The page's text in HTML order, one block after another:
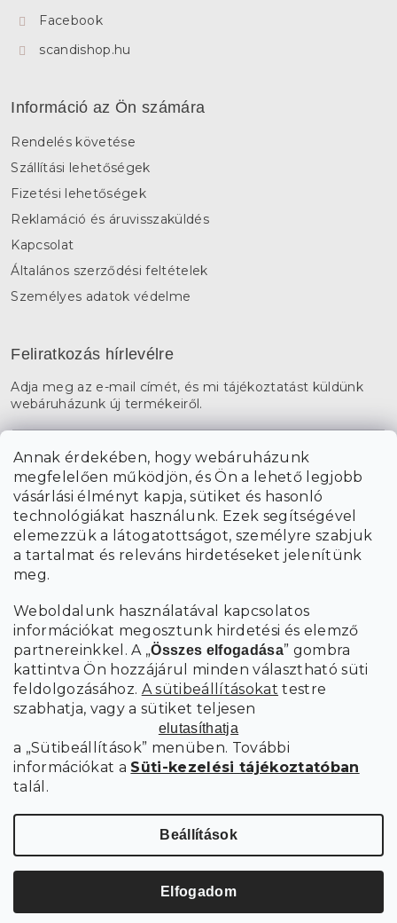
Annak érdekében, hogy webáruházunk
megfelelően működjön, és Ön a lehető legjobb
vásárlási élményt kapja, sütiket és hasonló
technológiákat használunk. Ezek segítségével
elemezzük a látogatottságot, személyre szabjuk
a tartalmat és releváns hirdetéseket jelenítünk
meg.
Weboldalunk használatával kapcsolatos
információkat megosztunk hirdetési és elemző
partnereinkkel. A „Összes elfogadása” gombra
kattintva Ön hozzájárul minden választható süti
feldolgozásához. A sütibeállításokat testre
szabhatja, vagy a sütiket teljesen
elutasíthatja
a „Sütibeállítások” menüben. További
információkat a Süti-kezelési tájékoztatóban
talál.
Beállítások
Elfogadom
Facebook
scandishop.hu
Információ az Ön számára
Rendelés követése
Szállítási lehetőségek
Fizetési lehetőségek
Reklamáció és áruvisszaküldés
Kapcsolat
Általános szerződési feltételek
Személyes adatok védelme
Feliratkozás hírlevélre
Adja meg az e-mail címét, és mi tájékoztatást küldünk
webáruházunk új termékeiről.
A hírlevelekre való feliratkozással egyetérteka személyes
adatok feldolgozásával.
FELIRATKOZÁS
Shoptet Premium készítette